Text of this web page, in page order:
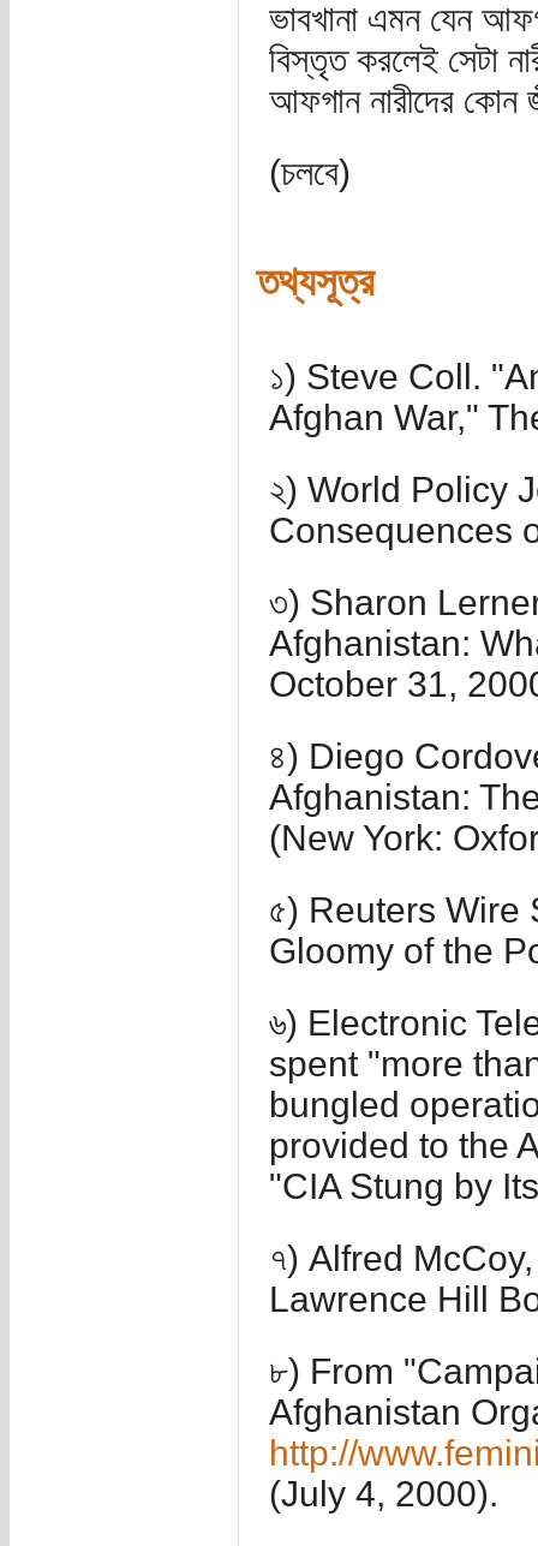
ভাবখানা এমন যেন
বিস্তৃত করলেই সেটা
আফগান নারীদের কোন
(চলবে)
তথ্যসূত্র
১) Steve Coll.
Afghan War,"
২) World Policy
Consequences
৩) Sharon
Afghanistan:
October 31,
৪) Diego
Afghanistan:
(New York:
৫) Reuters Wire
Gloomy of the
৬) Electronic
spent "more
bungled
provided to the
"CIA Stung by
৭) Alfred
Lawrence Hill
৮) From
Afghanistan
http://
(July 4, 2000).